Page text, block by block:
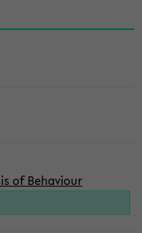
of Behaviour